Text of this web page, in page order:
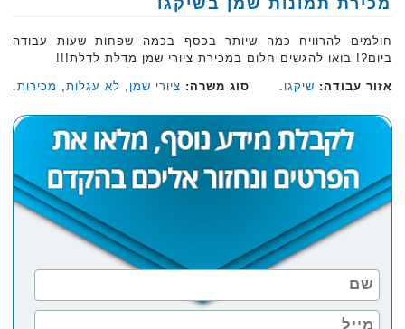
חולמים להרוויח כמה שיותר בכסף בכמה שפחות שעות עבודה
ביום?! בואו להגשים חלום במכירת ציורי שמן מדלת לדלת!!!
אזור עבודה: שיקגו סוג משרה: ציורי שמן לא עגלות, מכירות.